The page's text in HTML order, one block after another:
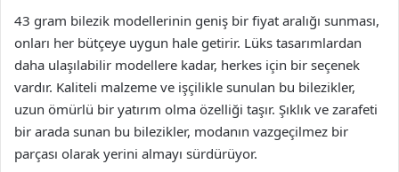
43 gram bilezik modellerinin geniş bir fiyat aralığı sunması,
onları her bütçeye uygun hale getirir. Lüks tasarımlardan
daha ulaşılabilir modellere kadar, herkes için bir seçenek
vardır. Kaliteli malzeme ve işçilikle sunulan bu bilezikler,
uzun ömürlü bir yatırım olma özelliği taşır. Şıklık ve zarafeti
bir arada sunan bu bilezikler, modanın vazgeçilmez bir
parçası olarak yerini almayı sürdürüyor.